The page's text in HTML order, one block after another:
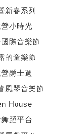
新春系列
小時光
際音樂節
的童樂節
爵士週
風琴音樂節
House
蹈平台